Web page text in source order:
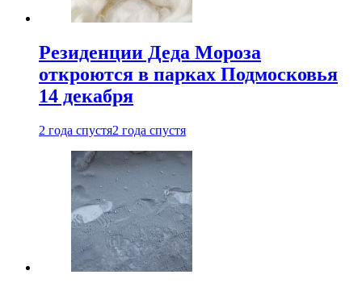
Резиденции Деда Мороза
откроются в парках Подмосковья
14 декабря
2 года спустя2 года спустя